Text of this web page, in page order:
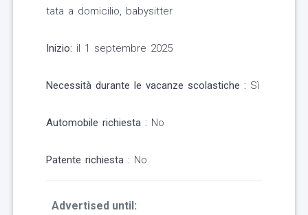
tata a domicilio, babysitter
Inizio: il 1 septembre 2025
Necessità durante le vacanze scolastiche : Sì
Automobile richiesta : No
Patente richiesta : No
Advertised until: